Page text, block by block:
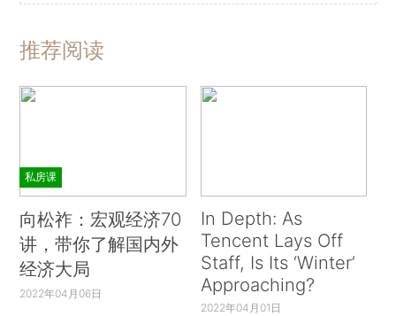
推荐阅读
私房课
向松祚：宏观经济70
讲，带你了解国内外
经济大局
2022年04月06日
In Depth: As
Tencent Lays Off
Staff, Is Its ‘Winter’
Approaching?
2022年04月01日